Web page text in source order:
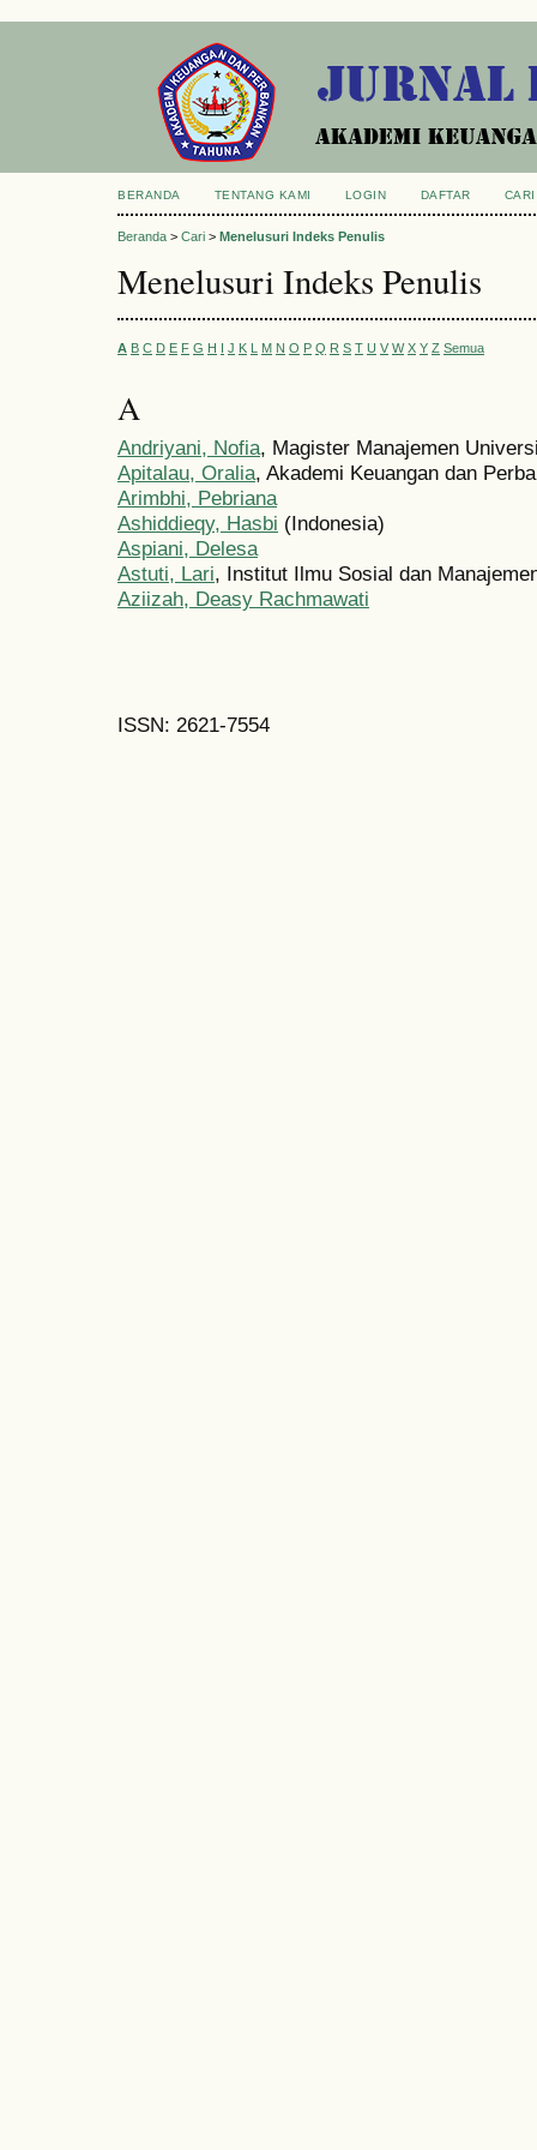
BERANDA TENTANG KAMI LOGIN DAFTAR CARI
Beranda > Cari > Menelusuri Indeks Penulis
Menelusuri Indeks Penulis
A B C D E F G H I J K L M N O P Q R S T U V W X Y Z Semua
A
Andriyani, Nofia, Magister Manajemen
Apitalau, Oralia, Akademi Keuangan dan
Arimbhi, Pebriana
Ashiddieqy, Hasbi (Indonesia)
Aspiani, Delesa
Astuti, Lari, Institut Ilmu Sosial dan
Aziizah, Deasy Rachmawati
ISSN: 2621-7554